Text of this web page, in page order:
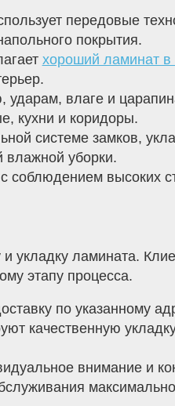
передовые
покрытия.
хороший ламинат
ударам, влаге и
кухни и коридоры.
системе замков,
влажной уборки.
соблюдением высоких
укладку ламината.
этапу процесса.
по указанному
качественную
внимание и